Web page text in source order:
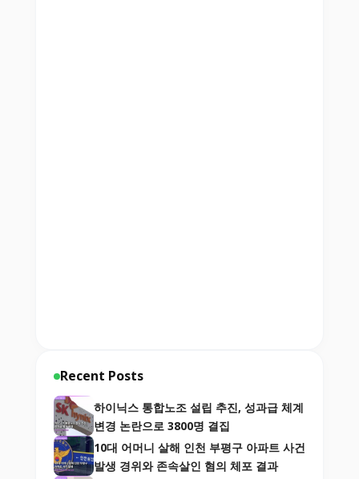
Recent Posts
하이닉스 통합노조 설립 추진, 성과급 체계
변경 논란으로 3800명 결집
10대 어머니 살해 인천 부평구 아파트 사건
발생 경위와 존속살인 혐의 체포 결과